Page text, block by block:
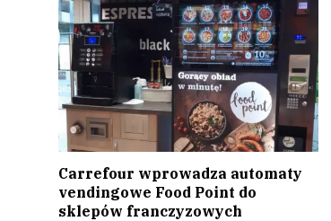
Carrefour wprowadza automaty
vendingowe Food Point do
sklepów franczyzowych